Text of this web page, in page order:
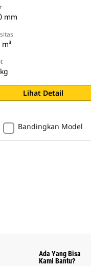
mm
Lihat Detail
Bandingkan Model
Ada Yang Bisa
Kami Bantu?